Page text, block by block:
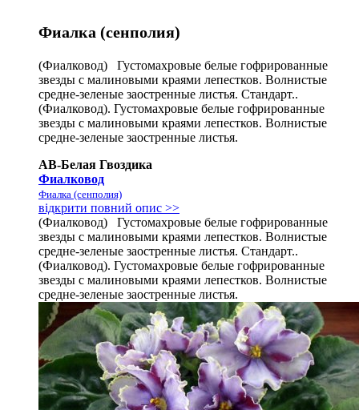
Фиалка (сенполия)
(Фиалковод) Густомахровые белые гофрированные
звезды с малиновыми краями лепестков. Волнистые
средне-зеленые заостренные листья. Стандарт..
(Фиалковод). Густомахровые белые гофрированные
звезды с малиновыми краями лепестков. Волнистые
средне-зеленые заостренные листья.
АВ-Белая Гвоздика
Фиалковод
Фиалка (сенполия)
відкрити повний опис >>
(Фиалковод) Густомахровые белые гофрированные
звезды с малиновыми краями лепестков. Волнистые
средне-зеленые заостренные листья. Стандарт..
(Фиалковод). Густомахровые белые гофрированные
звезды с малиновыми краями лепестков. Волнистые
средне-зеленые заостренные листья.